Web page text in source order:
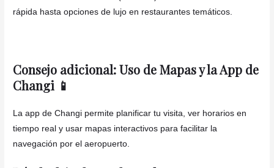
rápida hasta opciones de lujo en restaurantes temáticos.
Consejo adicional: Uso de Mapas y la App de
Changi 📱
La app de Changi permite planificar tu visita, ver horarios en
tiempo real y usar mapas interactivos para facilitar la
navegación por el aeropuerto.